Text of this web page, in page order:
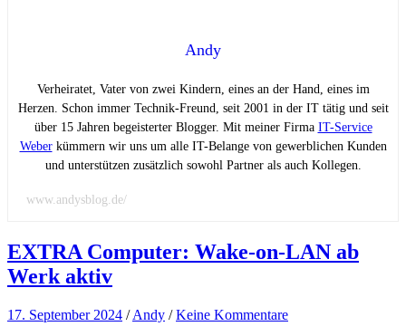
Andy
Verheiratet, Vater von zwei Kindern, eines an der Hand, eines im
Herzen. Schon immer Technik-Freund, seit 2001 in der IT tätig und seit
über 15 Jahren begeisterter Blogger. Mit meiner Firma IT-Service
Weberkümmern wir uns um alle IT-Belange von gewerblichen Kunden
und unterstützen zusätzlich sowohl Partner als auch Kollegen.
www.andysblog.de/
EXTRA Computer: Wake-on-LAN ab
Werk aktiv
17. September 2024 /Andy /Keine Kommentare